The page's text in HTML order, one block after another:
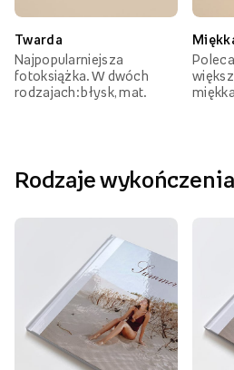
Twarda
Najpopularniejsza
fotoksiążka. W dwóch
rodzajach: błysk, mat.
Rodzaje wykończenia